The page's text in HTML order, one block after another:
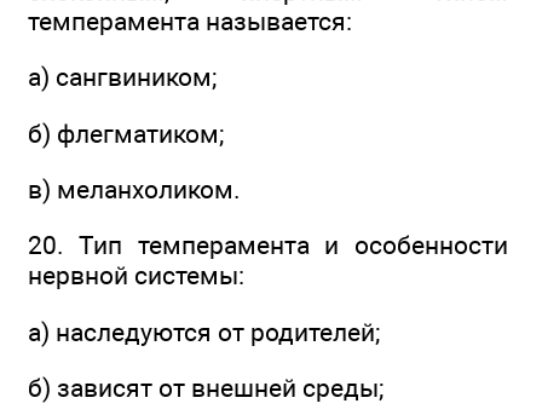
темперамента называется:
а) сангвиником;
б) флегматиком;
в) меланхоликом.
20. Тип темперамента и особенности
нервной системы:
а) наследуются от родителей;
б) зависят от внешней среды;